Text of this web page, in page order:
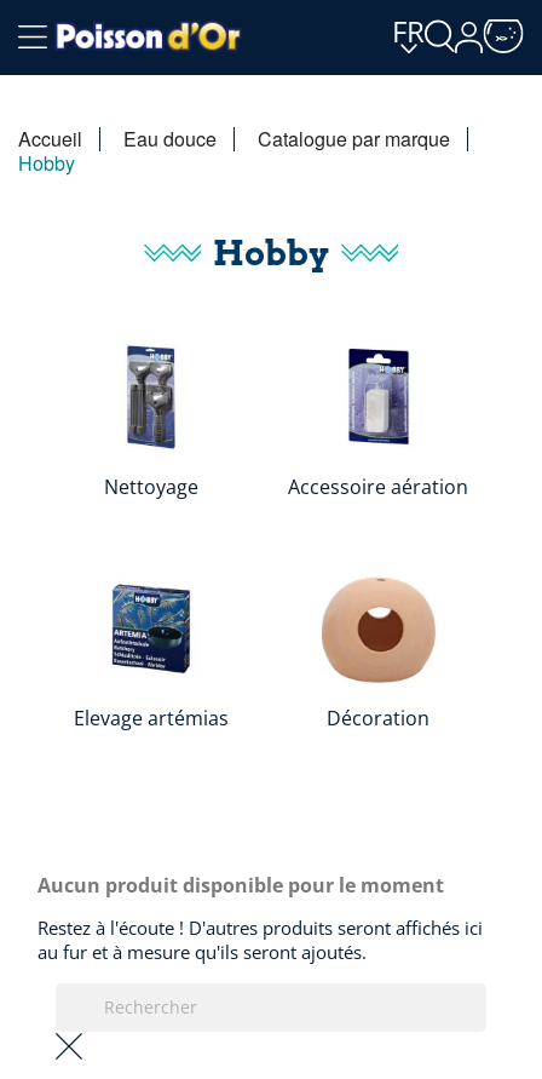
FR
Accueil Eau douce
Catalogue par marque
Hobby
Hobby
Nettoyage Accessoire aération
Elevage artémias Décoration
Aucun produit disponible pour le moment
Restez à l'écoute ! D'autres produits seront affichés ici
au fur et à mesure qu'ils seront ajoutés.